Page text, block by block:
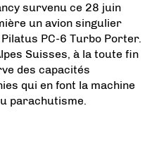
survenu ce 28 juin
un avion singulier
Pilatus PC-6 Turbo Porter.
Suisses, à la toute fin
des capacités
qui en font la machine
parachutisme.